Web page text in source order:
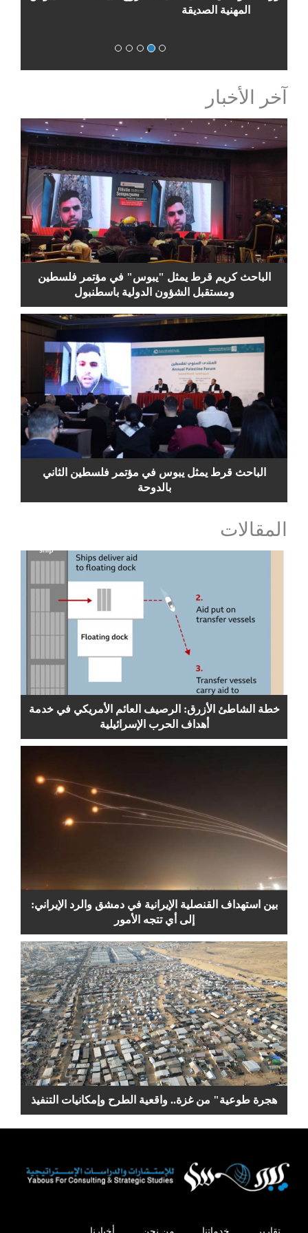
المهنية الصديقة
آخر الأخبار
الباحث كريم قرط يمثل "يبوس" في مؤتمر فلسطين
ومستقبل الشؤون الدولية باسطنبول
الباحث قرط يمثل يبوس في مؤتمر فلسطين الثاني
بالدوحة
المقالات
خطة الشاطئ الأزرق: الرصيف العائم الأمريكي في خدمة
أهداف الحرب الإسرائيلية
بين استهداف القنصلية الإيرانية في دمشق والرد الإيراني:
إلى أي تتجه الأمور
هجرة طوعية" من غزة.. واقعية الطرح وإمكانيات التنفيذ